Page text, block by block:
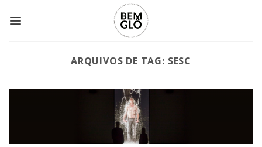
ARQUIVOS DE TAG: SESC